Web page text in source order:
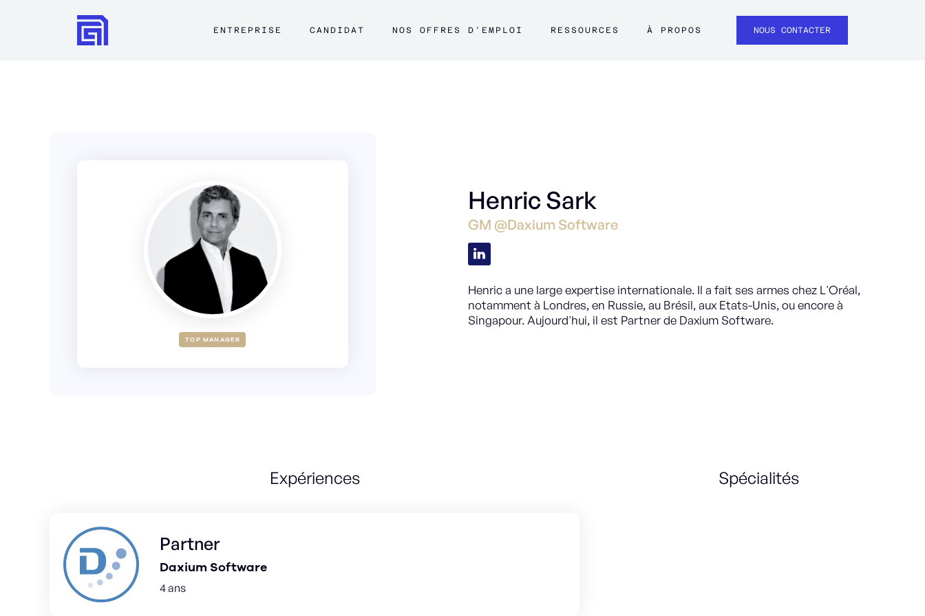
ENTREPRISE CANDIDAT NOS OFFRES D'EMPLOI RESSOURCES À PROPOS NOUS CONTACTER
TOP MANAGER
Henric Sark
GM @Daxium Software
Henric a une large expertise internationale. Il a fait ses armes chez L'Oréal,
notamment à Londres, en Russie, au Brésil, aux Etats-Unis, ou encore à
Singapour. Aujourd'hui, il est Partner de Daxium Software.
Expériences
Partner
Daxium Software
4 ans
Spécialités